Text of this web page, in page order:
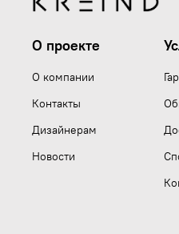
О проекте
О компании
Контакты
Дизайнерам
Новости